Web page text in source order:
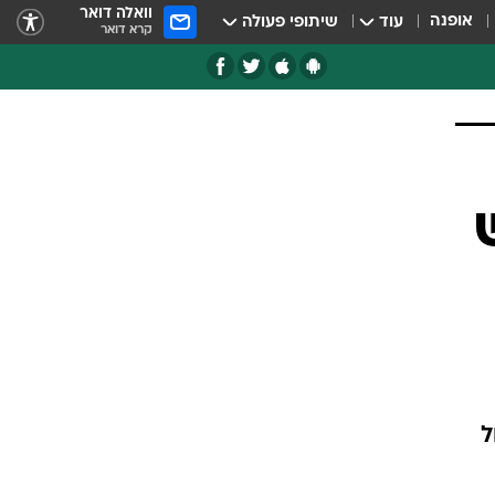
אופנה עוד שיתופי פעולה וואלה דואר
קרא דואר